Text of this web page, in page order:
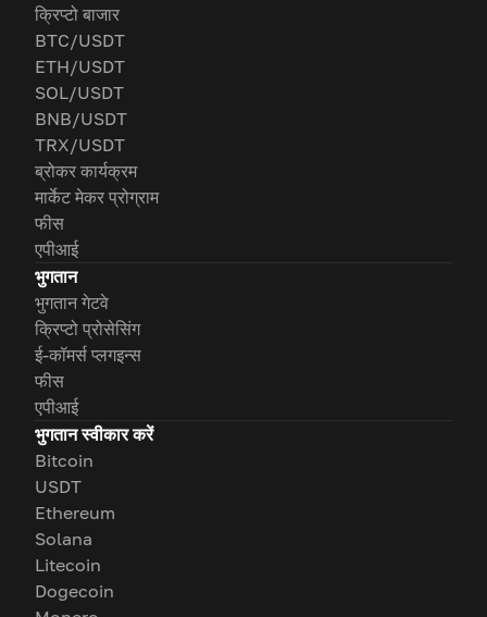
क्रिप्टो बाजार
BTC/USDT
ETH/USDT
SOL/USDT
BNB/USDT
TRX/USDT
ब्रोकर कार्यक्रम
मार्केट मेकर प्रोग्राम
फीस
एपीआई
भुगतान
भुगतान गेटवे
क्रिप्टो प्रोसेसिंग
ई-कॉमर्स प्लगइन्स
फीस
एपीआई
भुगतान स्वीकार करें
Bitcoin
USDT
Ethereum
Solana
Litecoin
Dogecoin